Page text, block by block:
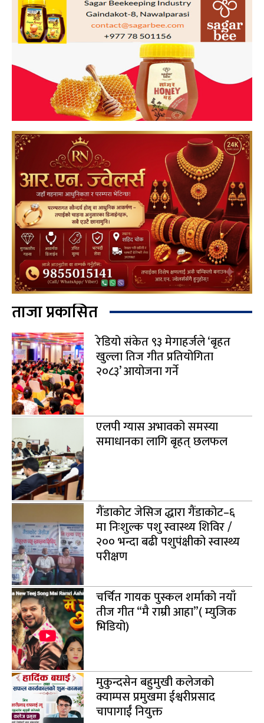
ताजा प्रकासित
रेडियो संकेत ९३ मेगाहर्जले ‘बृहत
खुल्ला तिज गीत प्रतियोगिता
२०८३’ आयोजना गर्ने
एलपी ग्यास अभावको समस्या
समाधानका लागि बृहत् छलफल
गैंडाकोट जेसिज द्धारा गैंडाकोट–६
मा निःशुल्क पशु स्वास्थ्य शिविर /
२०० भन्दा बढी पशुपंक्षीको स्वास्थ्य
परीक्षण
चर्चित गायक पुस्कल शर्माको नयाँ
तीज गीत “मै राम्री आहा”( म्युजिक
भिडियो)
मुकुन्दसेन बहुमुखी कलेजको
क्याम्पस प्रमुखमा ईश्वरीप्रसाद
चापागाईं नियुक्त